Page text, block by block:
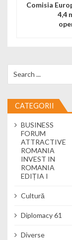
Comisia
4,4
CATEGORII
BUSINESS
FORUM
ATTRACTIVE
ROMANIA
INVEST IN
ROMANIA
EDIȚIA I
Cultură
Diplomacy 61
Diverse